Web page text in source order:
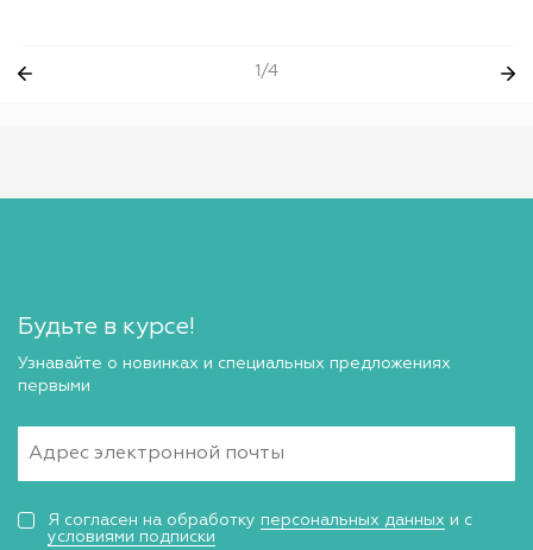
1/4
Будьте в курсе!
Узнавайте о новинках и специальных предложениях
первыми
Я согласен на обработку персональных данных и с
условиями подписки